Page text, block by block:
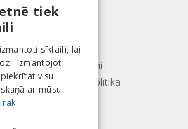
Atteikuma tiesības
Par mums
Kontakti
Lietošanas noteikumi
Konfidencialitātes politika
mūs
LATVIAN
LITHUANIAN
ESTONIAN
tiek
sīkfaili, lai
Izmantojot
visu
ar mūsu